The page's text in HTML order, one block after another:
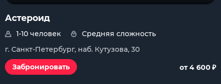
Астероид
1-10 человек
Средняя сложность
г. Санкт-Петербург, наб. Кутузова, 30
Забронировать
от 4 600 ₽